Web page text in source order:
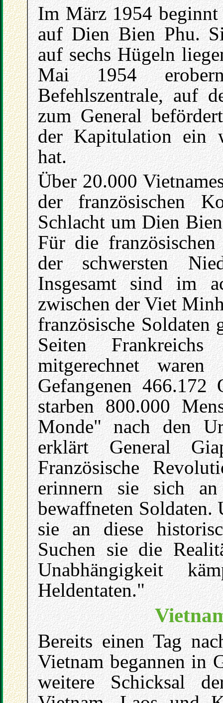
Im März 1954
auf Dien Bien Phu.
auf sechs Hügeln
Mai 1954
Befehlszentrale, auf
zum General
der Kapitulation ein
hat.
Über 20.000
der französischen
Schlacht um Dien
Für die
der schwersten
Insgesamt sind im
zwischen der Viet
französische Soldaten
Seiten Frankreichs
mitgerechnet
Gefangenen
starben 800.000
Monde" nach den
erklärt General
Französische
erinnern sie sich
bewaffneten Soldaten.
sie an diese
Suchen sie die
Unabhängigkeit
Heldentaten."
Bereits einen Tag
Vietnam begannen in
weitere Schicksal